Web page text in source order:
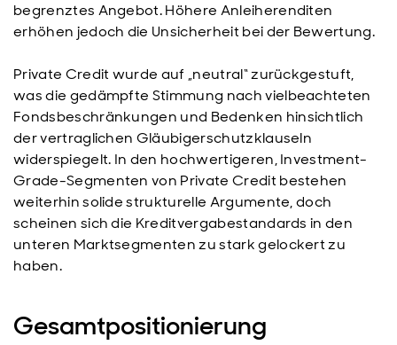
begrenztes Angebot. Höhere Anleiherenditen
erhöhen jedoch die Unsicherheit bei der Bewertung.
Private Credit wurde auf „neutral“ zurückgestuft,
was die gedämpfte Stimmung nach vielbeachteten
Fondsbeschränkungen und Bedenken hinsichtlich
der vertraglichen Gläubigerschutzklauseln
widerspiegelt. In den hochwertigeren, Investment-
Grade-Segmenten von Private Credit bestehen
weiterhin solide strukturelle Argumente, doch
scheinen sich die Kreditvergabestandards in den
unteren Marktsegmenten zu stark gelockert zu
haben.
Gesamtpositionierung